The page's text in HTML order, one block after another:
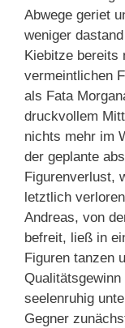
Abwege geriet
weniger
Kiebitze bereits
vermeintlichen
als Fata
druckvollem
nichts mehr im
der geplante
Figurenverlust,
letztlich
Andreas, von
befreit, ließ in
Figuren tanzen
Qualitätsgewinn
seelenruhig
Gegner